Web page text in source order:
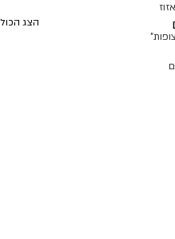
הצג הכול